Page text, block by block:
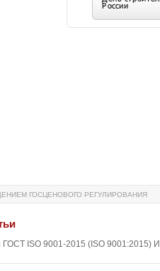
ГОСЦЕНОВОГО РЕГУЛИРОВАНИЯ
ISO 9001-2015 (ISO 9001:2015)